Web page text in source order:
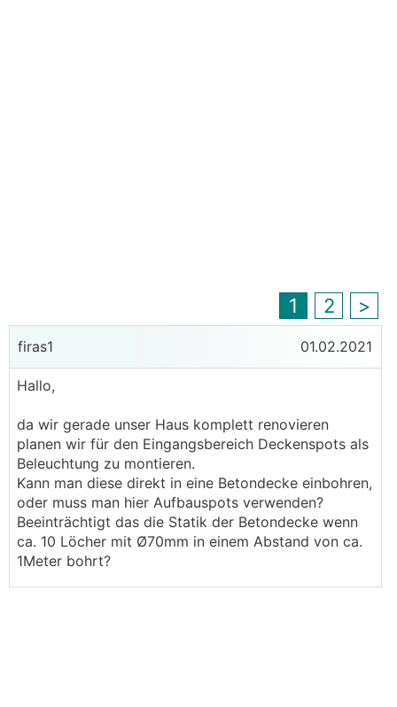
1 2 >
firas1 01.02.2021
Hallo,
da wir gerade unser Haus komplett renovieren
planen wir für den Eingangsbereich Deckenspots als
Beleuchtung zu montieren.
Kann man diese direkt in eine Betondecke einbohren,
oder muss man hier Aufbauspots verwenden?
Beeinträchtigt das die Statik der Betondecke wenn
ca. 10 Löcher mit Ø70mm in einem Abstand von ca.
1Meter bohrt?